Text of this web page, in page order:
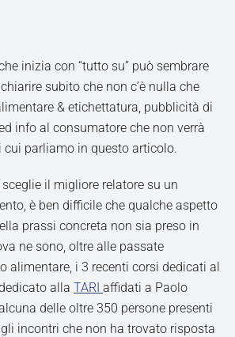
inizia con “tutto su” può sembrare
subito che non c’è nulla che
& etichettatura, pubblicità di
info al consumatore che non verrà
cui parliamo in questo articolo.
il migliore relatore su un
è ben difficile che qualche aspetto
prassi concreta non sia preso in
ne sono, oltre alle passate
alimentare, i 3 recenti corsi dedicati al
alla TARI affidati a Paolo
delle oltre 350 persone presenti
incontri che non ha trovato risposta